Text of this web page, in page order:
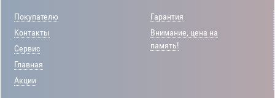
Покупателю
Контакты
Сервис
Главная
Акции
Гарантия
Внимание, цена на
память!